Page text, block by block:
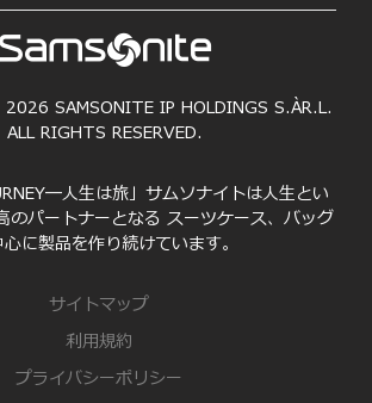
SAMSONITE IP HOLDINGS S.ÀR.L.
ALL RIGHTS RESERVED.
人生は旅」サムソナイトは人生とい
のパートナーとなる スーツケース、バッグ
に製品を作り続けています。
サイトマップ
利用規約
プライバシーポリシー